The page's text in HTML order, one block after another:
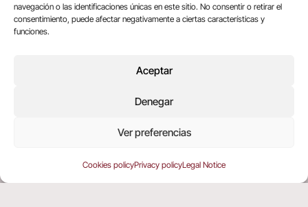
navegación o las identificaciones únicas en este sitio. No consentir o retirar el
consentimiento, puede afectar negativamente a ciertas características y
funciones.
Aceptar
Denegar
Ver preferencias
Cookies policyPrivacy policyLegal Notice
Legal terms